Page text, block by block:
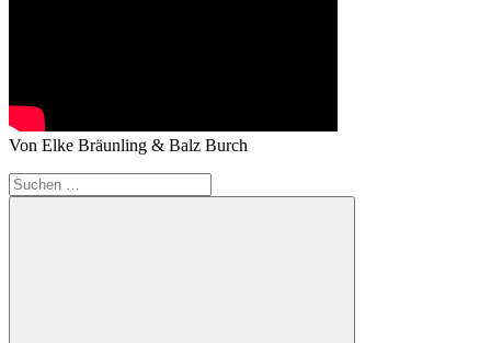
Von Elke Bräunling & Balz Burch
Suchen
nach: